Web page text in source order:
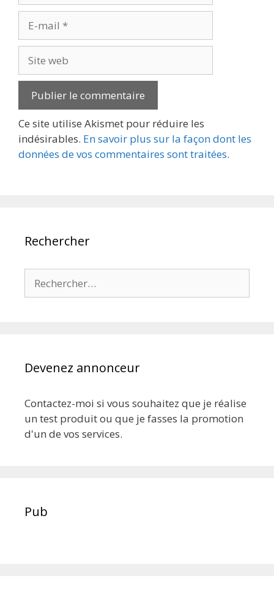
mail
web
Ce site utilise Akismet pour réduire les
indésirables. En savoir plus sur la façon dont les
données de vos commentaires sont traitées.
Rechercher
Devenez annonceur
Contactez-moi si vous souhaitez que je réalise
un test produit ou que je fasses la promotion
d'un de vos services.
Pub